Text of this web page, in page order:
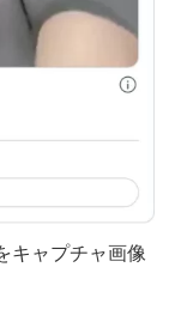
キャプチャ画像